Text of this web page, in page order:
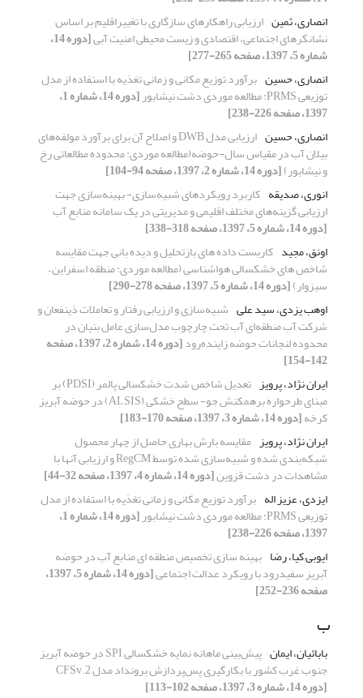
انصاری، ثمین ارزیابی راهکارهای سازگاری با تغییراقلیم بر اساس
نشانگرهای اجتماعی، اقتصادی و زیست محیطی امنیت آبی [دوره 14،
شماره 5، 1397، صفحه 265-277]
انصاری، حسین برآورد توزیع مکانی و زمانی تغذیه با استفاده از مدل
توزیعی PRMS: مطالعه موردی دشت نیشابور [دوره 14، شماره 1،
1397، صفحه 226-238]
انصاری، حسین
ارزیابی مدل DWB و اصلاح آن برای برآورد مولفه‌های
بیلان آب در مقیاس سال-حوضه(مطالعه موردی: محدوده مطالعاتی رخ
و نیشابور)[دوره 14، شماره 2، 1397، صفحه 94-104]
انوری، صدیقه کاربرد رویکردهای شبیه‌سازی- بهینه‌سازی جهت
ارزیابی گزینه‌های مختلف اقلیمی و مدیریتی در یک سامانه منابع آب
[دوره 14، شماره 5، 1397، صفحه 318-338]
اونق، مجید کاربست داده های بازتحلیل و دیده بانی جهت مقایسه
شاخص های خشکسالی هواشناسی (مطالعه موردی: منطقه اسفراین –
سبزوار)[دوره 14، شماره 5، 1397، صفحه 278-290]
اوهب یزدی، سید علی شبیه‌سازی و ارزیابی رفتار و تعاملات ذینفعان و
شرکت آب منطقه‌ای آب تحت چارچوب مدل‌سازی عامل بنیان در
محدوده لنجانات حوضه زاینده‌رود [دوره 14، شماره 2، 1397، صفحه
142-154]
ایران نژاد، پرویز
تعدیل شاخص شدت خشکسالی پالمر (PDSI) بر
مبنای طرحواره برهمکنش جو- سطح خشکی (ALSIS) در حوضه آبریز
کرخه[دوره 14، شماره 3، 1397، صفحه 170-183]
ایران نژاد، پرویز مقایسه بارش بهاری حاصل از چهار محصول
شبکه‌بندی شده و شبیه‌سازی شده توسط RegCM و ارزیابی آنها با
مشاهدات در دشت قزوین[دوره 14، شماره 4، 1397، صفحه 32-44]
ایزدی، عزیز اله برآورد توزیع مکانی و زمانی تغذیه با استفاده از مدل
توزیعی PRMS: مطالعه موردی دشت نیشابور [دوره 14، شماره 1،
1397، صفحه 226-238]
ایوبی کیا، رضا بهینه سازی تخصیص منطقه ای منابع آب در حوضه
آبریز سفیدرود با رویکرد عدالت اجتماعی [دوره 14، شماره 5، 1397،
صفحه 236-252]
ب
بابائیان، ایمان پیش‌بینی ماهانه نمایه خشکسالی SPI در حوضه آبریز
جنوب غرب کشور با بکارگیری پس‌پردازش برونداد مدل CFSv.2
[دوره 14، شماره 3، 1397، صفحه 102-113]